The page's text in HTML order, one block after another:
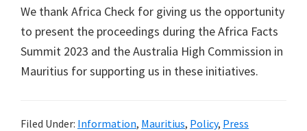
We thank Africa Check for giving us the opportunity
to present the proceedings during the Africa Facts
Summit 2023 and the Australia High Commission in
Mauritius for supporting us in these initiatives.
Filed Under: Information, Mauritius, Policy, Press